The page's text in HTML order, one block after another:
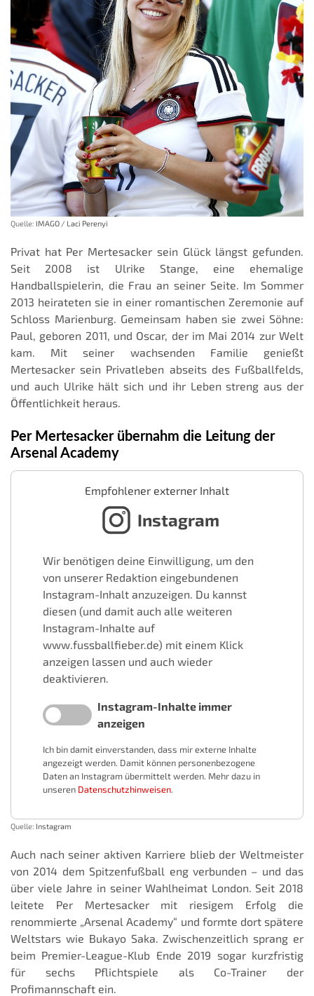
Quelle: IMAGO / Laci Perenyi
Privat hat Per Mertesacker sein Glück längst gefunden.
Seit 2008 ist Ulrike Stange, eine ehemalige
Handballspielerin, die Frau an seiner Seite. Im Sommer
2013 heirateten sie in einer romantischen Zeremonie auf
Schloss Marienburg. Gemeinsam haben sie zwei Söhne:
Paul, geboren 2011, und Oscar, der im Mai 2014 zur Welt
kam. Mit seiner wachsenden Familie genießt
Mertesacker sein Privatleben abseits des Fußballfelds,
und auch Ulrike hält sich und ihr Leben streng aus der
Öffentlichkeit heraus.
Per Mertesacker übernahm die Leitung der
Arsenal Academy
Empfohlener externer Inhalt
Instagram
Wir benötigen deine Einwilligung, um den
von unserer Redaktion eingebundenen
Instagram-Inhalt anzuzeigen. Du kannst
diesen (und damit auch alle weiteren
Instagram-Inhalte auf
www.fussballfieber.de) mit einem Klick
anzeigen lassen und auch wieder
deaktivieren.
Instagram-Inhalte immer
anzeigen
Ich bin damit einverstanden, dass mir externe Inhalte
angezeigt werden. Damit können personenbezogene
Daten an Instagram übermittelt werden. Mehr dazu in
unseren Datenschutzhinweisen.
Quelle: Instagram
Auch nach seiner aktiven Karriere blieb der Weltmeister
von 2014 dem Spitzenfußball eng verbunden – und das
über viele Jahre in seiner Wahlheimat London. Seit 2018
leitete Per Mertesacker mit riesigem Erfolg die
renommierte „Arsenal Academy“ und formte dort spätere
Weltstars wie Bukayo Saka. Zwischenzeitlich sprang er
beim Premier-League-Klub Ende 2019 sogar kurzfristig
für sechs Pflichtspiele als Co-Trainer der
Profimannschaft ein.